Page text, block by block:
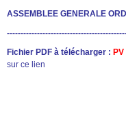
ASSEMBLEE GENERALE
Fichier PDF à télécharger : PV
sur ce lien